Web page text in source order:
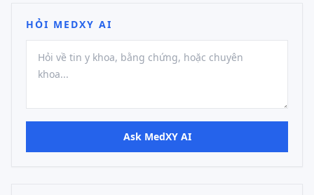
HỎI MEDXY AI
Ask MedXY AI